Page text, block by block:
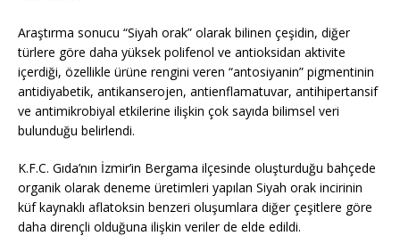
Araştırma sonucu “Siyah orak” olarak bilinen çeşidin, diğer
türlere göre daha yüksek polifenol ve antioksidan aktivite
içerdiği, özellikle ürüne rengini veren “antosiyanin” pigmentinin
antidiyabetik, antikanserojen, antienflamatuvar, antihipertansif
ve antimikrobiyal etkilerine ilişkin çok sayıda bilimsel veri
bulunduğu belirlendi.
K.F.C. Gıda’nın İzmir’in Bergama ilçesinde oluşturduğu bahçede
organik olarak deneme üretimleri yapılan Siyah orak incirinin
küf kaynaklı aflatoksin benzeri oluşumlara diğer çeşitlere göre
daha dirençli olduğuna ilişkin veriler de elde edildi.